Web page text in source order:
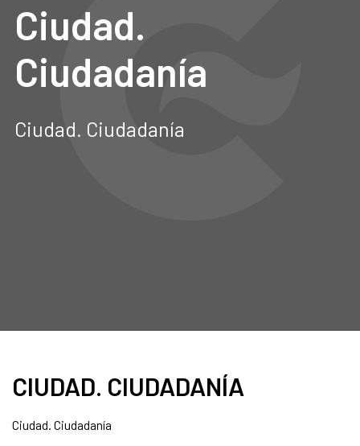
Ciudad.
Ciudadanía
Ciudad. Ciudadanía
CIUDAD. CIUDADANÍA
Ciudad. Ciudadanía